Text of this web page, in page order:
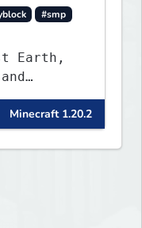
#smp
Earth,
in version
to
will
on one
Minecraft 1.20.2